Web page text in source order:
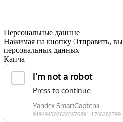
Персональные данные
Нажимая на кнопку Отправить, вы
персональных данных
Капча